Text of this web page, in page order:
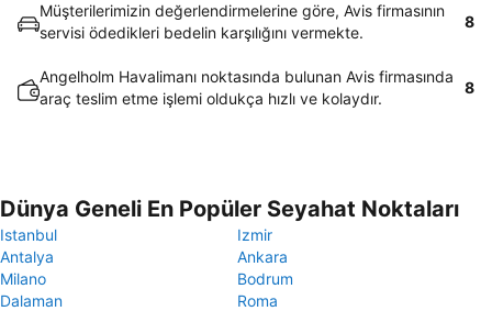
Müşterilerimizin değerlendirmelerine göre, Avis firmasının
servisi ödedikleri bedelin karşılığını vermekte.
8
Angelholm Havalimanı noktasında bulunan Avis firmasında
araç teslim etme işlemi oldukça hızlı ve kolaydır.
8
Dünya Geneli En Popüler Seyahat Noktaları
Istanbul
Izmir
Antalya
Ankara
Milano
Bodrum
Dalaman
Roma